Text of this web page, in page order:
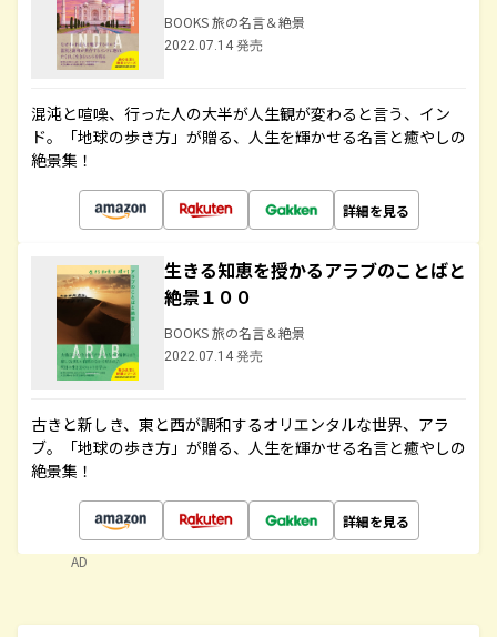
BOOKS 旅の名言＆絶景
2022.07.14 発売
混沌と喧噪、行った人の大半が人生観が変わると言う、イン
ド。「地球の歩き方」が贈る、人生を輝かせる名言と癒やしの
絶景集！
詳細を見る
生きる知恵を授かるアラブのことばと
絶景１００
BOOKS 旅の名言＆絶景
2022.07.14 発売
古きと新しき、東と西が調和するオリエンタルな世界、アラ
ブ。「地球の歩き方」が贈る、人生を輝かせる名言と癒やしの
絶景集！
詳細を見る
AD